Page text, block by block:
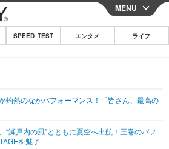
CLOSE
その他
MENU
SPEED TEST エンタメ ライフ
灼熱のなかパフォーマンス！「皆さん、最高の
“瀬戸内の風”とともに夏空へ出航！圧巻のパフ
を魅了